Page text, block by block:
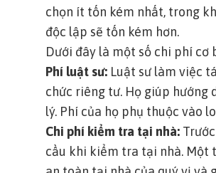
chọn ít tốn kém nhất, trong
độc lập sẽ tốn kém hơn.
Dưới đây là một số chi phí cơ
Phí luật sư: Luật sư làm việc
chức riêng tư. Họ giúp hướng
lý. Phí của họ phụ thuộc vào
Chi phí kiểm tra tại nhà:
cầu khi kiểm tra tại nhà. Một